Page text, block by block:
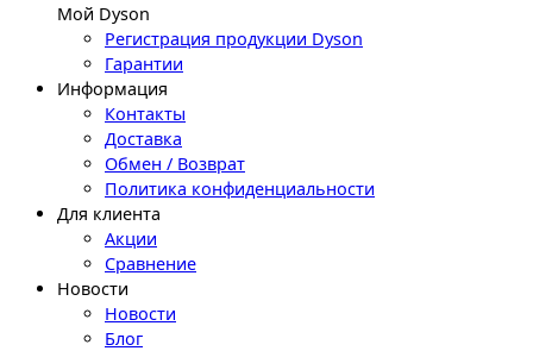
Мой Dyson
Регистрация продукции Dyson
Гарантии
Информация
Контакты
Доставка
Обмен / Возврат
Политика конфиденциальности
Для клиента
Акции
Сравнение
Новости
Новости
Блог